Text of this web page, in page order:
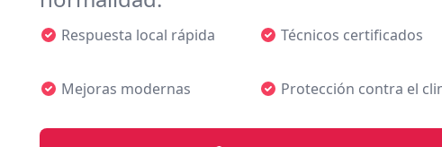
Respuesta local rápida Técnicos certificados
Mejoras modernas
Protección contra el